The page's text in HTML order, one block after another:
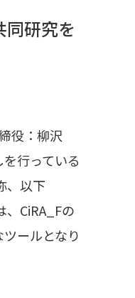
同研究を
役：柳沢
行っている
、以下
、CiRA_Fの
ールとなり